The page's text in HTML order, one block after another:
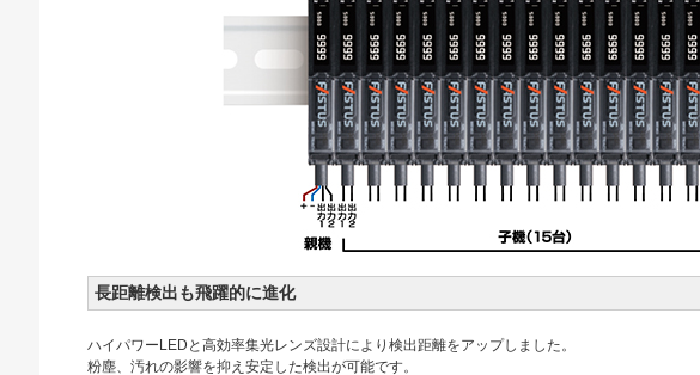
長距離検出も飛躍的に進化
ハイパワーLEDと高効率集光レンズ設計により検出距離をアップしました。
粉塵、汚れの影響を抑え安定した検出が可能です。